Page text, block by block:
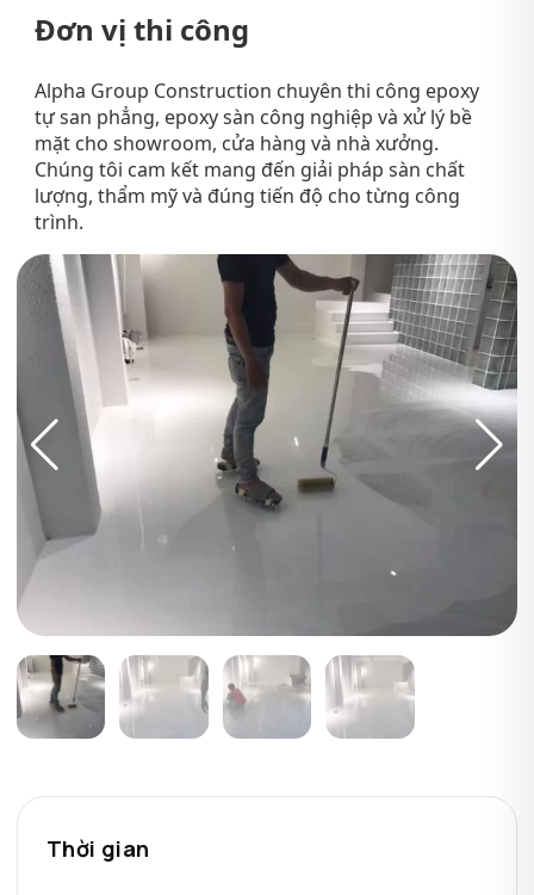
Đơn vị thi công
Alpha Group Construction chuyên thi công epoxy
tự san phẳng, epoxy sàn công nghiệp và xử lý bề
mặt cho showroom, cửa hàng và nhà xưởng.
Chúng tôi cam kết mang đến giải pháp sàn chất
lượng, thẩm mỹ và đúng tiến độ cho từng công
trình.
Thời gian